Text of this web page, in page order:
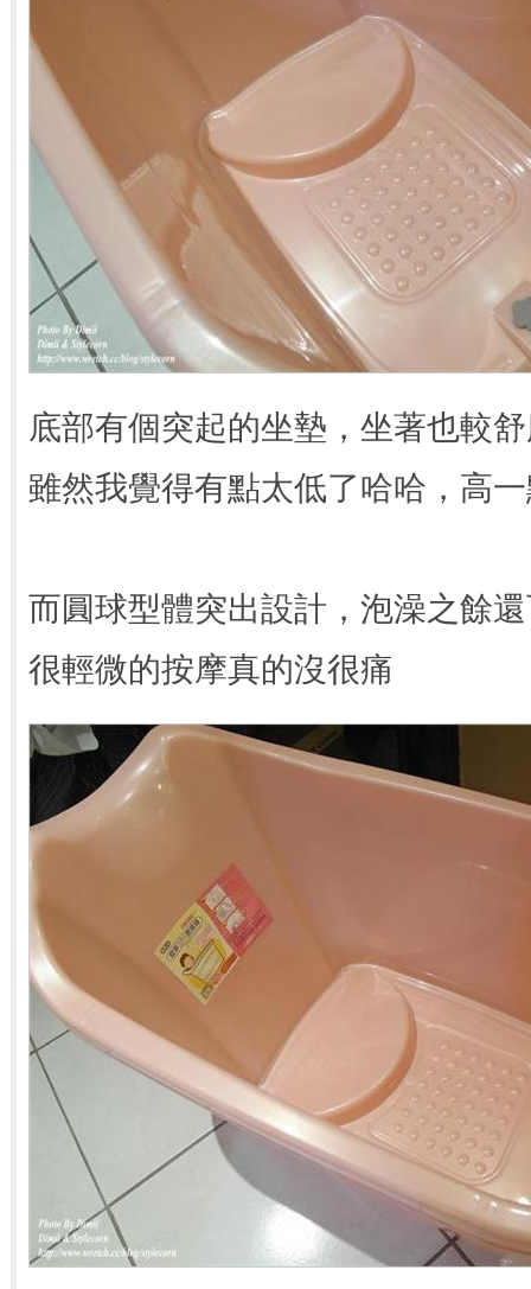
底部有個突起的坐墊，坐著也較
雖然我覺得有點太低了哈哈，高
而圓球型體突出設計，泡澡之餘
很輕微的按摩真的沒很痛